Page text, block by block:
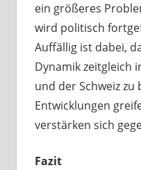
ein größeres
wird politisch
Auffällig ist dabei,
Dynamik zeitgleich
und der Schweiz
Entwicklungen
verstärken sich
Fazit